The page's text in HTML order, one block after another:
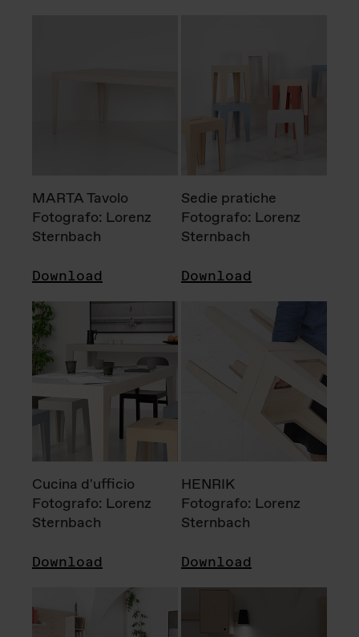
MARTA Tavolo
Fotografo: Lorenz
Sternbach
Download
Sedie pratiche
Fotografo: Lorenz
Sternbach
Download
Cucina d'ufficio
Fotografo: Lorenz
Sternbach
Download
HENRIK
Fotografo: Lorenz
Sternbach
Download